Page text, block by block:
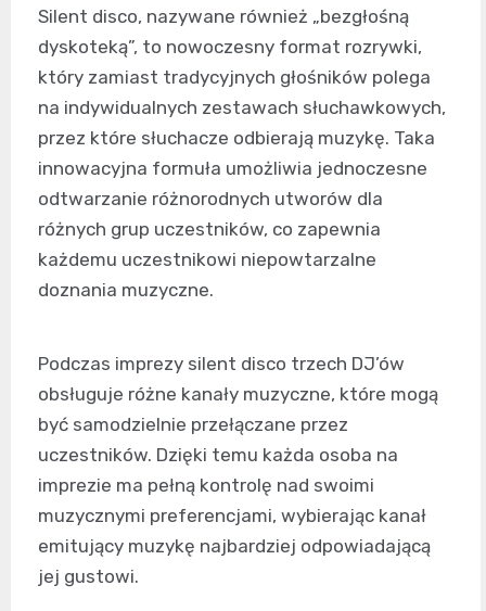
Silent disco, nazywane również „bezgłośną
dyskoteką”, to nowoczesny format rozrywki,
który zamiast tradycyjnych głośników polega
na indywidualnych zestawach słuchawkowych,
przez które słuchacze odbierają muzykę. Taka
innowacyjna formuła umożliwia jednoczesne
odtwarzanie różnorodnych utworów dla
różnych grup uczestników, co zapewnia
każdemu uczestnikowi niepowtarzalne
doznania muzyczne.
Podczas imprezy silent disco trzech DJ’ów
obsługuje różne kanały muzyczne, które mogą
być samodzielnie przełączane przez
uczestników. Dzięki temu każda osoba na
imprezie ma pełną kontrolę nad swoimi
muzycznymi preferencjami, wybierając kanał
emitujący muzykę najbardziej odpowiadającą
jej gustowi.